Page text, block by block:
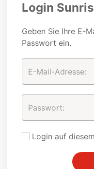
Login
Geben Sie Ihre E-
Passwort ein.
Login auf